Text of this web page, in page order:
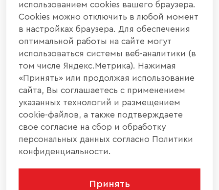
использованием cookies вашего браузера.
Cookies можно отключить в любой момент
в настройках браузера. Для обеспечения
оптимальной работы на сайте могут
использоваться системы веб-аналитики (в
том числе Яндекс.Метрика). Нажимая
«Принять» или продолжая использование
сайта, Вы соглашаетесь с применением
указанных технологий и размещением
cookie-файлов, а также подтверждаете
свое согласие на сбор и обработку
персональных данных согласно Политики
конфиденциальности.
Принять